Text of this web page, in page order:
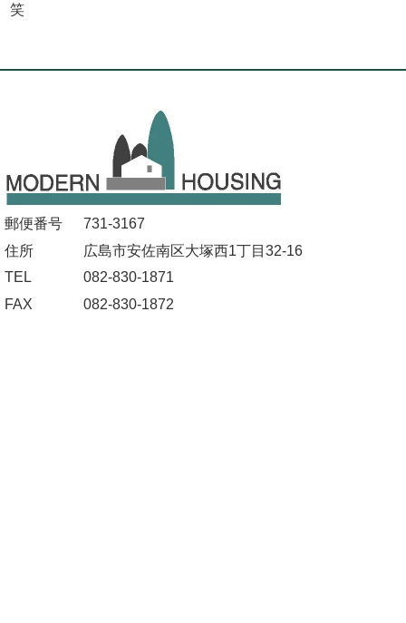
笑
郵便番号
731-3167
住所
広島市安佐南区大塚西1丁目32-16
TEL
082-830-1871
FAX
082-830-1872